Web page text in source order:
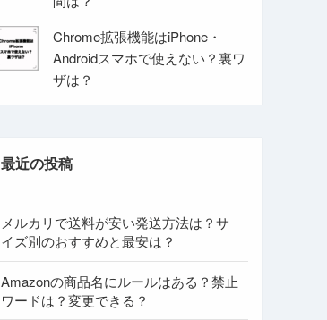
Chrome拡張機能はiPhone・
Androidスマホで使えない？裏ワ
ザは？
最近の投稿
メルカリで送料が安い発送方法は？サ
イズ別のおすすめと最安は？
Amazonの商品名にルールはある？禁止
ワードは？変更できる？